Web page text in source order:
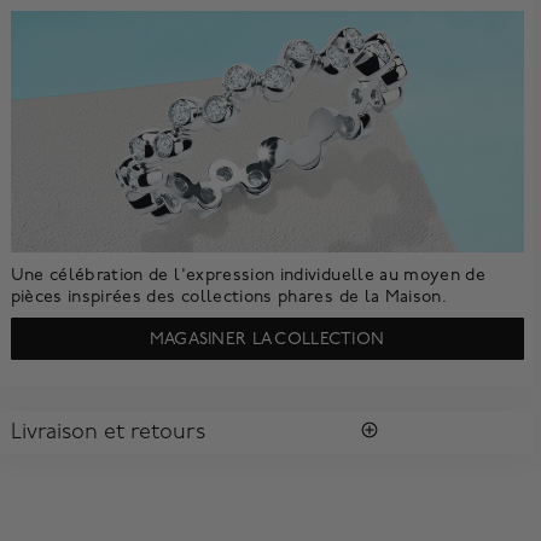
Une célébration de l'expression individuelle au moyen de
pièces inspirées des collections phares de la Maison.
MAGASINER LA COLLECTION
Livraison et retours